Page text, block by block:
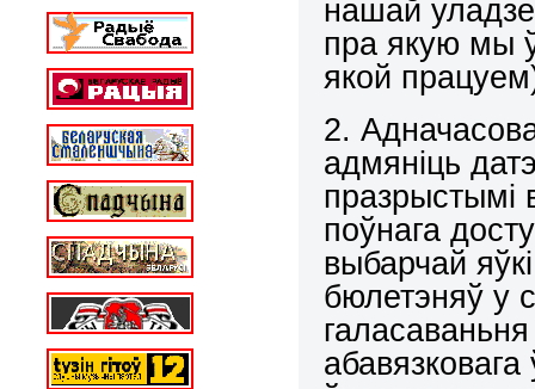
нашай
пра якую мы
якой
2.
адмяніць
празрыстымі
поўнага
выбарчай
бюлетэняў у